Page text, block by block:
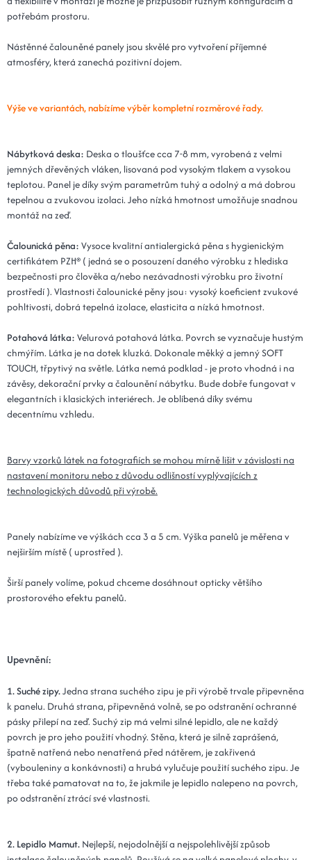
potřebám prostoru.
Nástěnné čalouněné panely jsou skvělé pro vytvoření příjemné
atmosféry, která zanechá pozitivní dojem.
Výše ve variantách, nabízíme výběr kompletní rozměrové řady.
Nábytková deska: Deska o tloušťce cca 7-8 mm, vyrobená z velmi
jemných dřevěných vláken, lisovaná pod vysokým tlakem a vysokou
teplotou. Panel je díky svým parametrům tuhý a odolný a má dobrou
tepelnou a zvukovou izolaci. Jeho nízká hmotnost umožňuje snadnou
montáž na zeď.
Čalounická pěna: Vysoce kvalitní antialergická pěna s hygienickým
certifikátem PZH® ( jedná se o posouzení daného výrobku z hlediska
bezpečnosti pro člověka a/nebo nezávadnosti výrobku pro životní
prostředí ). Vlastnosti čalounické pěny jsou: vysoký koeficient zvukové
pohltivosti, dobrá tepelná izolace, elasticita a nízká hmotnost.
Potahová látka: Velurová potahová látka. Povrch se vyznačuje hustým
chmýřím. Látka je na dotek kluzká. Dokonale měkký a jemný SOFT
TOUCH, třpytivý na světle. Látka nemá podklad - je proto vhodná i na
závěsy, dekorační prvky a čalounění nábytku. Bude dobře fungovat v
elegantních i klasických interiérech. Je oblíbená díky svému
decentnímu vzhledu.
Barvy vzorků látek na fotografiích se mohou mírně lišit v závislosti na
nastavení monitoru nebo z důvodu odlišností vyplývajících z
technologických důvodů při výrobě.
Panely nabízíme ve výškách cca 3 a 5 cm. Výška panelů je měřena v
nejširším místě ( uprostřed ).
Širší panely volíme, pokud chceme dosáhnout opticky většího
prostorového efektu panelů.
Upevnění:
1. Suché zipy.Jedna strana suchého zipu je při výrobě trvale připevněna
k panelu. Druhá strana, připevněná volně, se po odstranění ochranné
pásky přilepí na zeď. Suchý zip má velmi silné lepidlo, ale ne každý
povrch je pro jeho použití vhodný. Stěna, která je silně zaprášená,
špatně natřená nebo nenatřená před nátěrem, je zakřivená
(vybouleniny a konkávnosti) a hrubá vylučuje použití suchého zipu. Je
třeba také pamatovat na to, že jakmile je lepidlo nalepeno na povrch,
po odstranění ztrácí své vlastnosti.
2. Lepidlo Mamut. Nejlepší, nejodolnější a nejspolehlivější způsob